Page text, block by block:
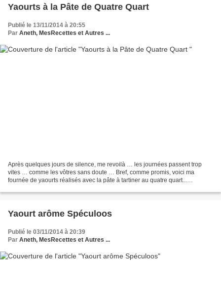
Yaourts à la Pâte de Quatre Quart
Publié le 13/11/2014 à 20:55
Par Aneth, MesRecettes et Autres ...
Après quelques jours de silence, me revoilà … les journées passent trop
vites … comme les vôtres sans doute … Bref, comme promis, voici ma
fournée de yaourts réalisés avec la pâte à tartiner au quatre quart...
Yaourt arôme Spéculoos
Publié le 03/11/2014 à 20:39
Par Aneth, MesRecettes et Autres ...